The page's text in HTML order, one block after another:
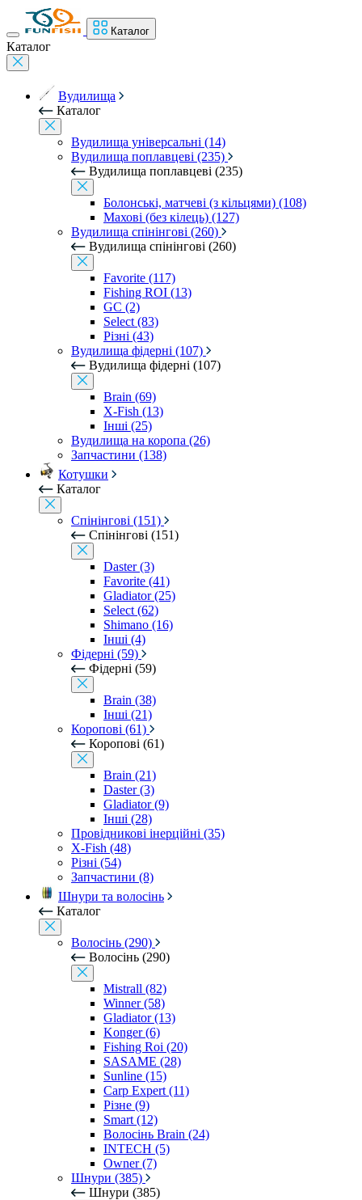
Каталог
Каталог
Вудилища
Каталог
Вудилища універсальні (14)
Вудилища поплавцеві (235)
Вудилища поплавцеві (235)
Болонські, матчеві (з кільцями) (108)
Махові (без кілець) (127)
Вудилища спінінгові (260)
Вудилища спінінгові (260)
Favorite (117)
Fishing ROI (13)
GC (2)
Select (83)
Різні (43)
Вудилища фідерні (107)
Вудилища фідерні (107)
Brain (69)
X-Fish (13)
Інші (25)
Вудилища на коропа (26)
Запчастини (138)
Котушки
Каталог
Спінінгові (151)
Спінінгові (151)
Daster (3)
Favorite (41)
Gladiator (25)
Select (62)
Shimano (16)
Інші (4)
Фідерні (59)
Фідерні (59)
Brain (38)
Інші (21)
Коропові (61)
Коропові (61)
Brain (21)
Daster (3)
Gladiator (9)
Інші (28)
Провідникові інерційні (35)
X-Fish (48)
Різні (54)
Запчастини (8)
Шнури та волосінь
Каталог
Волосінь (290)
Волосінь (290)
Mistrall (82)
Winner (58)
Gladiator (13)
Konger (6)
Fishing Roi (20)
SASAME (28)
Sunline (15)
Carp Expert (11)
Різне (9)
Smart (12)
Волосінь Brain (24)
INTECH (5)
Owner (7)
Шнури (385)
Шнури (385)